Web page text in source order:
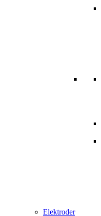
Elektroder